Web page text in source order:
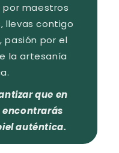
por maestros
llevas contigo
pasión por el
la artesanía
que en
encontrarás
auténtica.